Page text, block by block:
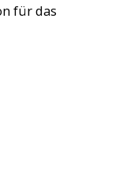
für das